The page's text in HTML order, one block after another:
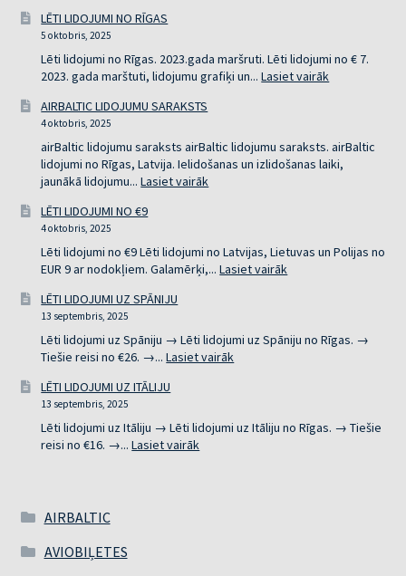
LĒTI LIDOJUMI NO RĪGAS
5 oktobris, 2025
Lēti lidojumi no Rīgas. 2023.gada maršruti. Lēti lidojumi no € 7.
2023. gada marštuti, lidojumu grafiķi un...Lasiet vairāk
RĪGAS
AIRBALTIC LIDOJUMU SARAKSTS
4 oktobris, 2025
airBaltic lidojumu saraksts airBaltic lidojumu saraksts. airBaltic
lidojumi no Rīgas, Latvija. Ielidošanas un izlidošanas laiki,
jaunākā lidojumu...Lasiet vairāk
LĒTI LIDOJUMI NO €9
4 oktobris, 2025
Lēti lidojumi no €9 Lēti lidojumi no Latvijas, Lietuvas un Polijas no
EUR 9 ar nodokļiem. Galamērķi,...Lasiet vairāk
€9
LĒTI LIDOJUMI UZ SPĀNIJU
13 septembris, 2025
Lēti lidojumi uz Spāniju → Lēti lidojumi uz Spāniju no Rīgas. →
Tiešie reisi no €26. →...Lasiet vairāk
SPĀNIJU
LĒTI LIDOJUMI UZ ITĀLIJU
13 septembris, 2025
Lēti lidojumi uz Itāliju → Lēti lidojumi uz Itāliju no Rīgas. → Tiešie
reisi no €16. →...Lasiet vairāk
AIRBALTIC
AVIOBIĻETES